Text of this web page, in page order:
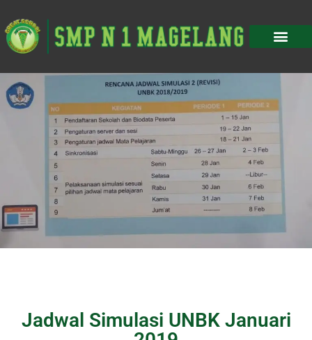
Jadwal Simulasi UNBK Januari